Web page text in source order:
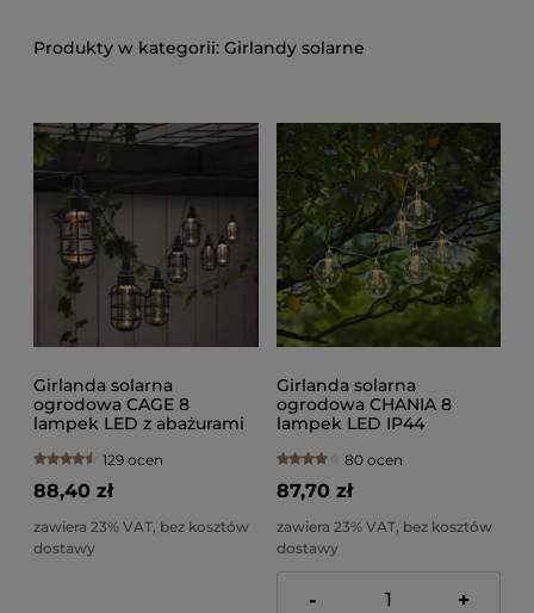
Girlandy solarne
Girlanda solarna
ogrodowa CAGE 8
lampek LED z abażurami
129 ocen
88,40 zł
zawiera 23% VAT, bez kosztów
dostawy
Girlanda solarna
ogrodowa CHANIA 8
lampek LED IP44
80 ocen
87,70 zł
zawiera 23% VAT, bez kosztów
dostawy
- +